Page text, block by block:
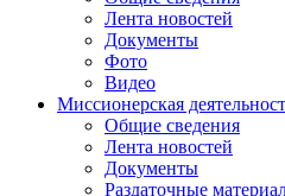
Лента новостей
Документы
Фото
Видео
Миссионерская
Общие сведения
Лента новостей
Документы
Раздаточные